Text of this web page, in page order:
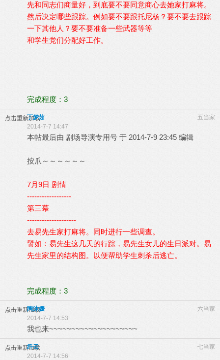
先和同志们商量好，到底要不要同意商心去她家打麻将。
然后决定哪些跟踪。例如要不要跟托尼杨？要不要去跟踪
一下其他人？要不要准备一些武器等等
和学生党们分配好工作。
完成程度：3
点击重新加载 五当家
丁梦茹
2014-7-7 14:47
本帖最后由 剧场导演专用号 于 2014-7-9 23:45 编辑
按爪～～～～～～
7月9日 剧情
------------------
第三幕
--------------------
去易先生家打麻将。同时进行一些调查。
譬如：易先生这几天的行踪，易先生女儿的生日派对。易
先生家里的结构图。以便帮助学生刺杀后逃亡。
完成程度：3
点击重新加载 六当家
陶沐媛
2014-7-7 14:53
我也来~~~~~~~~~~~~~~~~~~~~
点击重新加载 七当家
纤云
2014-7-7 14:56